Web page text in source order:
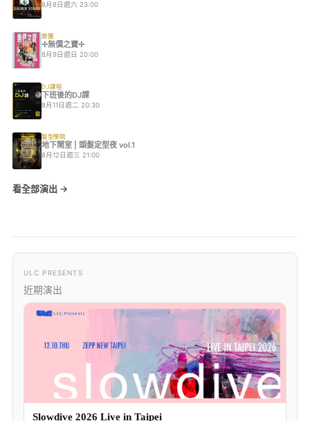
8月8日週六 23:00
樂團
✢無價之寶✢
8月9日週日 20:00
DJ課程
下班後的DJ課
8月11日週二 20:30
髮型學院
地下鬧室 | 頭髮定型夜 vol.1
8月12日週三 21:00
看全部演出 →
ULC PRESENTS
近期演出
Slowdive 2026 Live in Taipei